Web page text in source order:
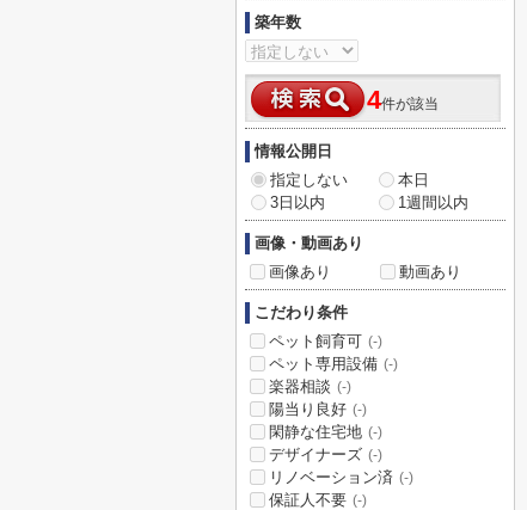
築年数
4件が該当
情報公開日
指定しない
本日
3日以内
1週間以内
画像・動画あり
画像あり
動画あり
こだわり条件
ペット飼育可 (-)
ペット専用設備 (-)
楽器相談 (-)
陽当り良好 (-)
閑静な住宅地 (-)
デザイナーズ (-)
リノベーション済 (-)
保証人不要 (-)